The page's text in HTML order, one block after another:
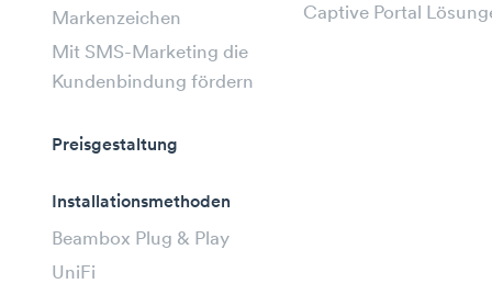
Markenzeichen
Mit SMS-Marketing die
Kundenbindung fördern
Preisgestaltung
Installationsmethoden
Beambox Plug & Play
UniFi
Captive Portal